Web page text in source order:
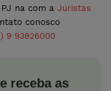
na com a Juristas
conosco
9 93826000
receba as